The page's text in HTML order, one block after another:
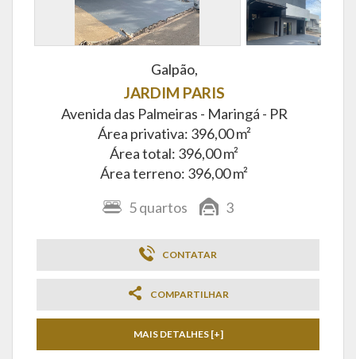
Galpão,
JARDIM PARIS
Avenida das Palmeiras - Maringá - PR
Área privativa: 396,00 m²
Área total: 396,00 m²
Área terreno: 396,00 m²
5quartos 3
CONTATAR
COMPARTILHAR
MAIS DETALHES [+]